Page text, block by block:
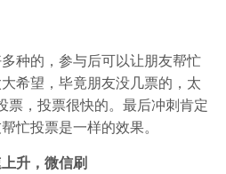
种的，参与后可以让朋友帮忙
希望，毕竟朋友没几票的，太
票，投票很快的。最后冲刺肯定
忙投票是一样的效果。
升，微信刷